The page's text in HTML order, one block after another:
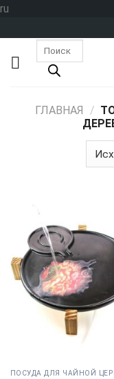
ru
content
ГЛАВНАЯ /
ПОСУДА ДЛЯ ЧАЙНОЙ